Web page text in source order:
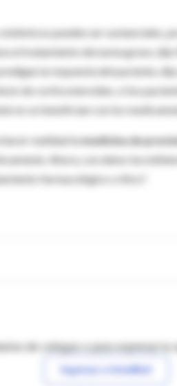
pueden ser sustanciales,
el tratamiento del asma grave, dijo
la respuesta del paciente,
de corticosteroides, si los
no se benefician con los
hacer realidad lamedicina de
Ahora, con datos
farmacológico crítico".
de colegas o para expresar tu
Ingresar a IntraMed